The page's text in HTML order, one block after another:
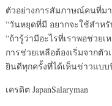
ตัวอย่างการสัมภาษณ์คนที่ม
“วันหยุดที่มี อยากจะใช้สำห
“ถ้ารู้ว่ามีอะไรที่เราพอช่วย
การช่วยเหลือต้องเริ่มจากตัว
ยินดีทุกครั้งที่ได้เห็นข่าวแบ
เครดิต JapanSalaryman